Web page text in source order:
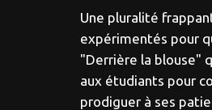
Une pluralité
expérimentés pour
"Derrière la blouse"
aux étudiants pour
prodiguer à ses